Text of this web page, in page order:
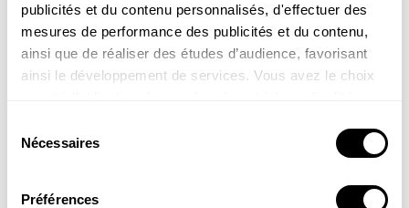
publicités et du contenu personnalisés, d'effectuer des
mesures de performance des publicités et du contenu,
ainsi que de réaliser des études d’audience, favorisant
ainsi le développement de services. Vous avez le choix
tout moment en consultant la Déclaration relative aux
cookies ou en cliquant sur l'icône de confidentialité.
Nécessaires
Préférences